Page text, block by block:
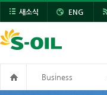
새소식 ENG
Business